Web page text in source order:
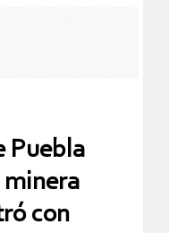
Puebla
minera
con